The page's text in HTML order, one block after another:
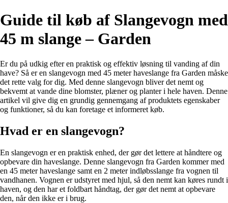
Guide til køb af Slangevogn med
45 m slange – Garden
Er du på udkig efter en praktisk og effektiv løsning til vanding af din
have? Så er en slangevogn med 45 meter haveslange fra Garden måske
det rette valg for dig. Med denne slangevogn bliver det nemt og
bekvemt at vande dine blomster, plæner og planter i hele haven. Denne
artikel vil give dig en grundig gennemgang af produktets egenskaber
og funktioner, så du kan foretage et informeret køb.
Hvad er en slangevogn?
En slangevogn er en praktisk enhed, der gør det lettere at håndtere og
opbevare din haveslange. Denne slangevogn fra Garden kommer med
en 45 meter haveslange samt en 2 meter indløbsslange fra vognen til
vandhanen. Vognen er udstyret med hjul, så den nemt kan køres rundt i
haven, og den har et foldbart håndtag, der gør det nemt at opbevare
den, når den ikke er i brug.